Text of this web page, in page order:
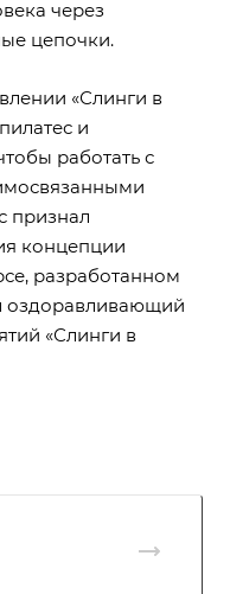
через
цепочки.
«Слинги в
и
работать с
признал
концепции
разработанном
оздоравливающий
«Слинги в